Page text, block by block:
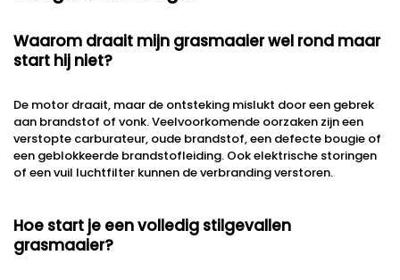
Waarom draait mijn grasmaaier wel rond maar
start hij niet?
De motor draait, maar de ontsteking mislukt door een gebrek
aan brandstof of vonk. Veelvoorkomende oorzaken zijn een
verstopte carburateur, oude brandstof, een defecte bougie of
een geblokkeerde brandstofleiding. Ook elektrische storingen
of een vuil luchtfilter kunnen de verbranding verstoren.
Hoe start je een volledig stilgevallen
grasmaaier?